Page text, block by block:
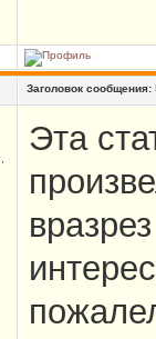
Заголовок сообщения:
Эта